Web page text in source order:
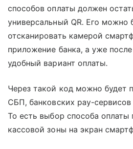
способов оплаты должен
универсальный QR. Его можно
отсканировать камерой
приложение банка, а уже
удобный вариант оплаты.
Через такой код можно будет
СБП, банковских pay-
То есть выбор способа оплаты
кассовой зоны на экран